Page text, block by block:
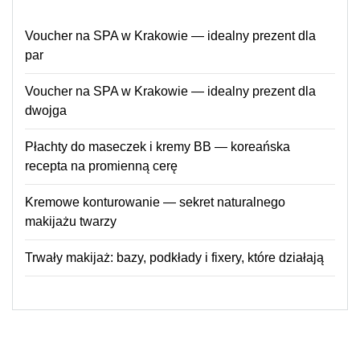
Voucher na SPA w Krakowie — idealny prezent dla
par
Voucher na SPA w Krakowie — idealny prezent dla
dwojga
Płachty do maseczek i kremy BB — koreańska
recepta na promienną cerę
Kremowe konturowanie — sekret naturalnego
makijażu twarzy
Trwały makijaż: bazy, podkłady i fixery, które działają